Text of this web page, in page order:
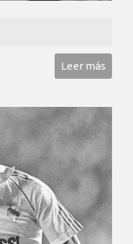
Leer más